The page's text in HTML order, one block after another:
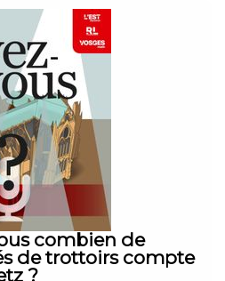
locale de Metz.
combien de
de trottoirs compte
?